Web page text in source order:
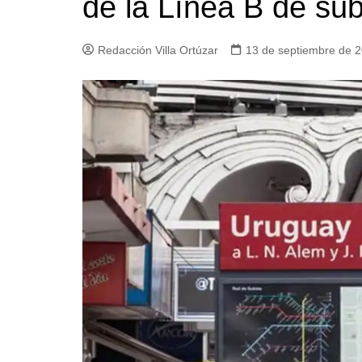
de la Línea B de
Redacción Villa Ortúzar 13 de septiembre de